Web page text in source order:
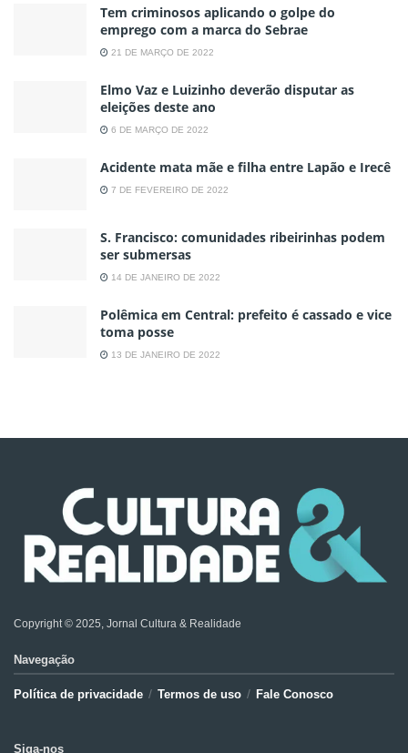
Tem criminosos aplicando o golpe do
emprego com a marca do Sebrae
21 DE MARÇO DE 2022
Elmo Vaz e Luizinho deverão disputar as
eleições deste ano
6 DE MARÇO DE 2022
Acidente mata mãe e filha entre Lapão e Irecê
7 DE FEVEREIRO DE 2022
S. Francisco: comunidades ribeirinhas podem
ser submersas
14 DE JANEIRO DE 2022
Polêmica em Central: prefeito é cassado e vice
toma posse
13 DE JANEIRO DE 2022
Copyright © 2025, Jornal Cultura & Realidade
Navegação
Política de privacidade Termos de uso Fale Conosco
Siga-nos